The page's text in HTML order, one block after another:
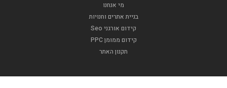
מי אנחנו
בניית אתרים וחנויות
קידום אורגני Seo
קידום ממומן PPC
תקנון האתר